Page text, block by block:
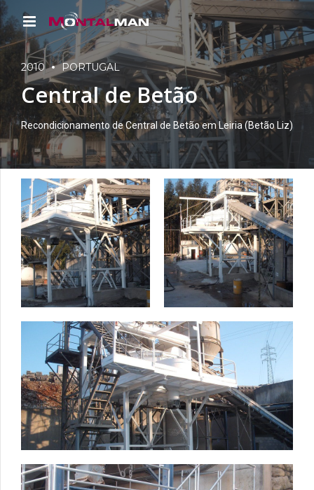
2010 PORTUGAL
Central de Betão
Recondicionamento de Central de Betão em Leiria (Betão Liz)